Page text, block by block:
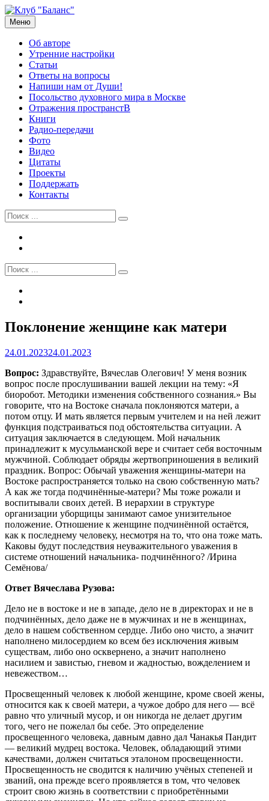
Перейти
к
содержимому
Рузов Вячеслав Олегович
Личный сайт
Меню
Об авторе
Утренние настройки
Статьи
Ответы на вопросы
Напиши нам от Души!
Посольство духовного мира в Москве
Отражения пространстВ
Книги
Радио-передачи
Фото
Видео
Цитаты
Проекты
Поддержать
Контакты
Найти:
Найти:
Наложение
сайта
Поклонение женщине как матери
Автор
Вячеслав
24.01.202324.01.2023
Вопрос: Здравствуйте, Вячеслав Олегович! У меня возник
вопрос после прослушивании вашей лекции на тему: «Я
биоробот. Методики изменения собственного сознания.» Вы
говорите, что на Востоке сначала поклоняются матери, а
потом отцу. И мать является первым учителем и на ней лежит
функция подстраиваться под обстоятельства ситуации. А
ситуация заключается в следующем. Мой начальник
принадлежит к мусульманской вере и считает себя восточным
мужчиной. Соблюдает обряды жертвоприношения в великий
праздник. Вопрос: Обычай уважения женщины-матери на
Востоке распространяется только на свою собственную мать?
А как же тогда подчинённые-матери? Мы тоже рожали и
воспитывали своих детей. В иерархии в структуре
организации уборщицы занимают самое унизительное
положение. Отношение к женщине подчинённой остаётся,
как к последнему человеку, несмотря на то, что она тоже мать.
Каковы будут последствия неуважительного уважения в
системе отношений начальника- подчинённого? /Ирина
Семёнова/
Ответ Вячеслава Рузова:
Дело не в востоке и не в западе, дело не в директорах и не в
подчинённых, дело даже не в мужчинах и не в женщинах,
дело в нашем собственном сердце. Либо оно чисто, а значит
наполнено милосердием ко всем без исключения живым
существам, либо оно осквернено, а значит наполнено
насилием и завистью, гневом и жадностью, вожделением и
невежеством…
Просвещенный человек к любой женщине, кроме своей жены,
относится как к своей матери, а чужое добро для него — всё
равно что уличный мусор, и он никогда не делает другим
того, чего не пожелал бы себе. Это определение
просвещенного человека, давным давно дал Чанакья Пандит
— великий мудрец востока. Человек, обладающий этими
качествами, должен считаться эталоном просвещенности.
Просвещенность не сводится к наличию учёных степеней и
званий, она прежде всего проявляется в том, что человек
строит свою жизнь в соответствии с приобретёнными